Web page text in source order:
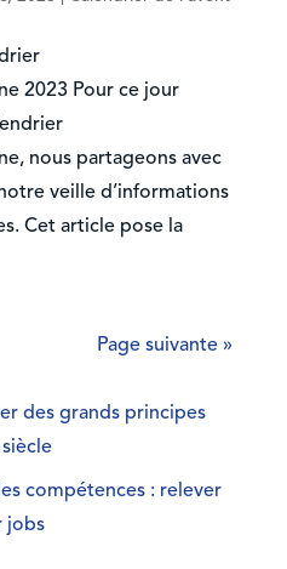
2023 Pour ce jour
nous partageons avec
veille d’informations
Cet article pose la
Page suivante »
des grands principes
compétences : relever
jobs